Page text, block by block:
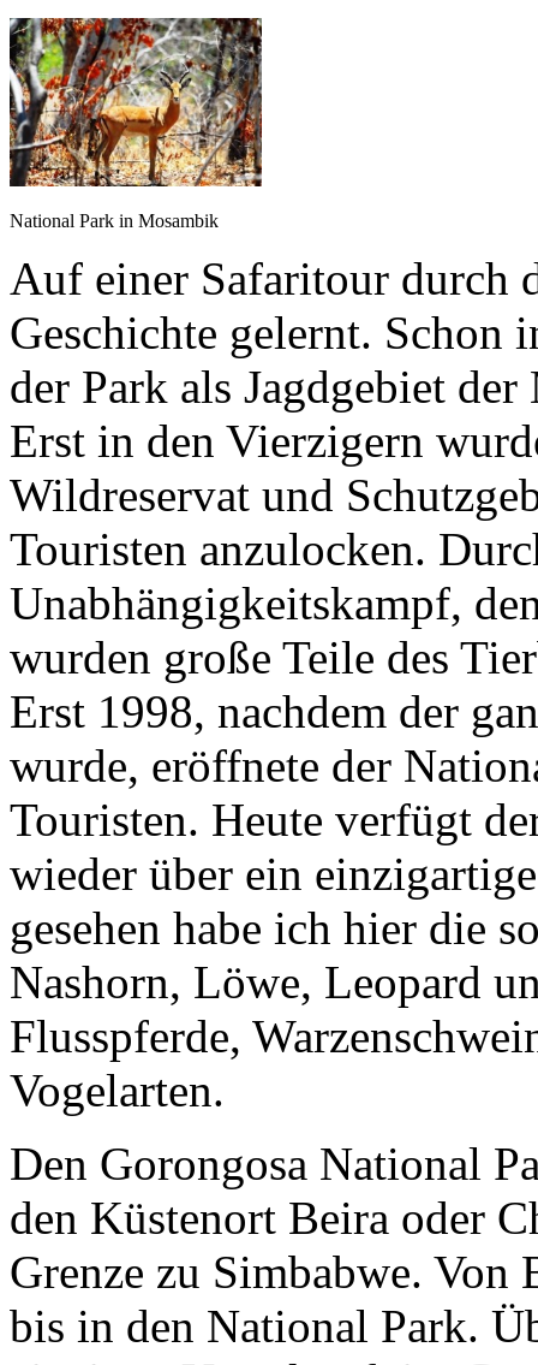
National Park in Mosambik
Auf einer Safaritour durch
Geschichte gelernt. Schon
der Park als Jagdgebiet
Erst in den Vierzigern
Wildreservat und
Touristen anzulocken.
Unabhängigkeitskampf,
wurden große Teile des
Erst 1998, nachdem der
wurde, eröffnete der
Touristen. Heute verfügt
wieder über ein
gesehen habe ich hier die
Nashorn, Löwe, Leopard
Flusspferde,
Vogelarten.
Den Gorongosa National
den Küstenort Beira oder
Grenze zu Simbabwe.
bis in den National Park.